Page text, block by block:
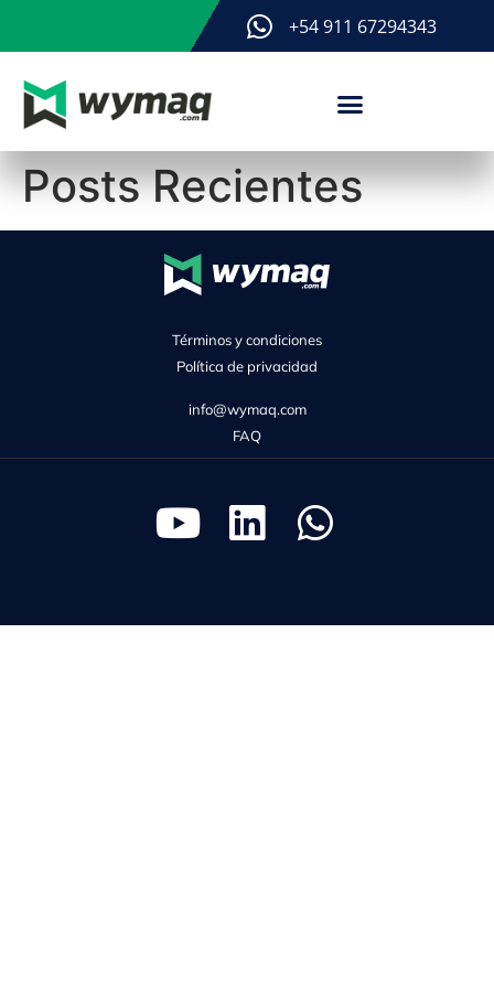
+54 911 67294343
Posts Recientes
Términos y condiciones
Política de privacidad
info@wymaq.com
FAQ